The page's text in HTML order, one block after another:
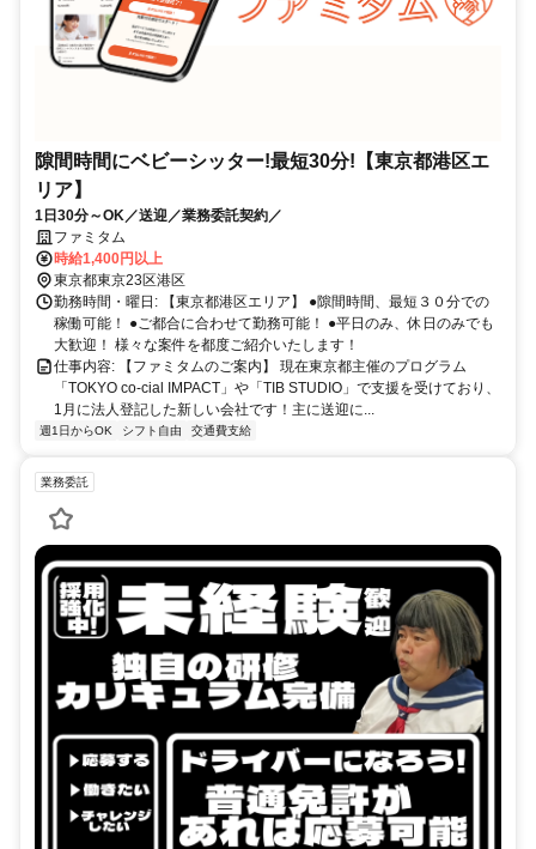
隙間時間にベビーシッター!最短30分!【東京都港区エ
リア】
1日30分～OK／送迎／業務委託契約／
ファミタム
時給1,400円以上
東京都東京23区港区
勤務時間・曜日: 【東京都港区エリア】 ●隙間時間、最短３０分での
稼働可能！ ●ご都合に合わせて勤務可能！ ●平日のみ、休日のみでも
大歓迎！ 様々な案件を都度ご紹介いたします！
仕事内容: 【ファミタムのご案内】 現在東京都主催のプログラム
「TOKYO co-cial IMPACT」や「TIB STUDIO」で支援を受けており、
1月に法人登記した新しい会社です！主に送迎に...
週1日からOK シフト自由 交通費支給
業務委託